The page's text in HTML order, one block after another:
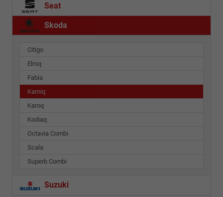
Seat
Skoda
Citigo
Elroq
Fabia
Kamiq
Karoq
Kodiaq
Octavia Combi
Scala
Superb Combi
Suzuki